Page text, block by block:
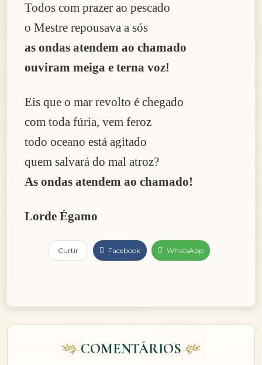
Todos com prazer ao pescado
o Mestre repousava a sós
as ondas atendem ao chamado
ouviram meiga e terna voz!
Eis que o mar revolto é chegado
com toda fúria, vem feroz
todo oceano está agitado
quem salvará do mal atroz?
As ondas atendem ao chamado!
Lorde Égamo
Curtir Facebook WhatsApp
COMENTÁRIOS